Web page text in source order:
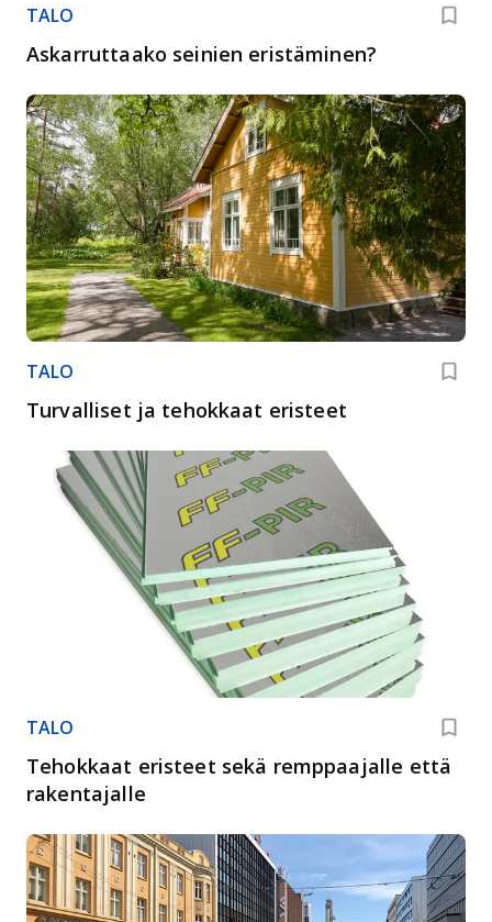
TALO
Askarruttaako seinien eristäminen?
TALO
Turvalliset ja tehokkaat eristeet
TALO
Tehokkaat eristeet sekä remppaajalle että
rakentajalle